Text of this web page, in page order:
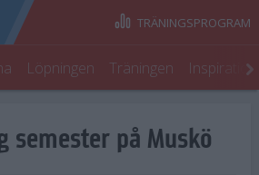
Löpningen Träningen
TRÄNINGSPROGRAM
semester på Muskö